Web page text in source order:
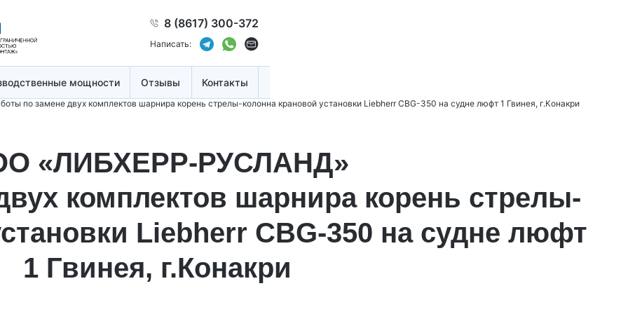
8 (8617) 300-372
Написать:
мощности Отзывы Контакты
по замене двух комплектов шарнира корень стрелы-колонна крановой установки Liebherr CBG-350 на судне люфт 1 Гвинея, г.Конакри
«ЛИБХЕРР-РУСЛАНД»
комплектов шарнира корень стрелы-
Liebherr CBG-350 на судне люфт
1 Гвинея, г.Конакри